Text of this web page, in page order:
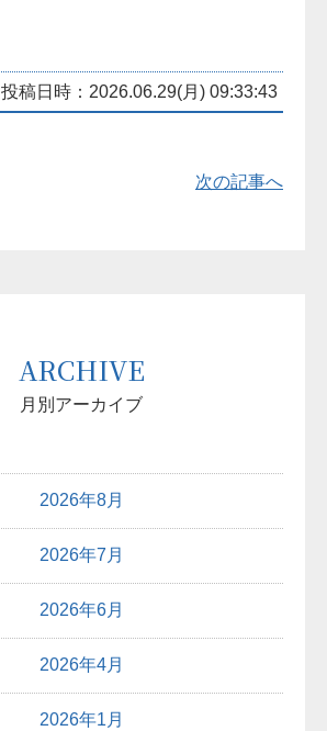
投稿日時：2026.06.29(月) 09:33:43
次の記事へ
ARCHIVE
月別アーカイブ
2026年8月
2026年7月
2026年6月
2026年4月
2026年1月